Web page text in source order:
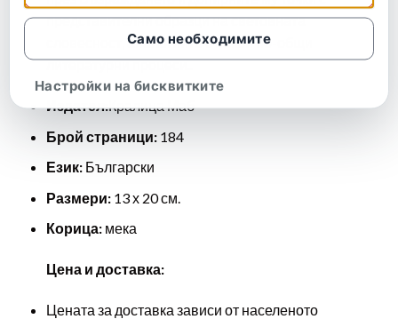
представителни образци на световната
словесност, аналогиите с някои по-общи
литературни процеси..
Издател:Кралица Маб
Брой страници:184
Език:Български
Размери: 13 х 20 см.
Корица:мека
Цена и доставка:
Цената за доставка зависи от населеното
Само необходимите
Настройки на бисквитките